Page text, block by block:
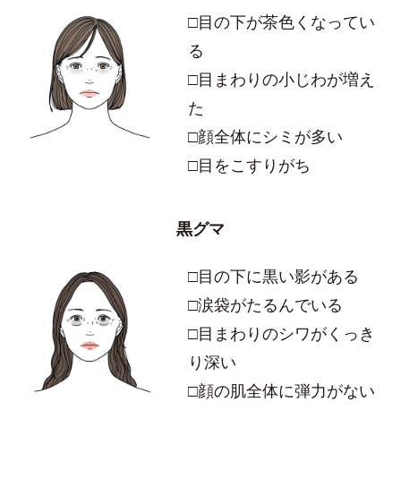
□目の下が茶色くなってい
る
□目まわりの小じわが増え
た
□顔全体にシミが多い
□目をこすりがち
黒グマ
□目の下に黒い影がある
□涙袋がたるんでいる
□目まわりのシワがくっき
り深い
□顔の肌全体に弾力がない